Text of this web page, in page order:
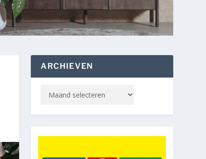
ARCHIEVEN